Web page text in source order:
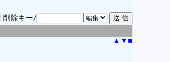
削除キー/
▲ ▼ ■